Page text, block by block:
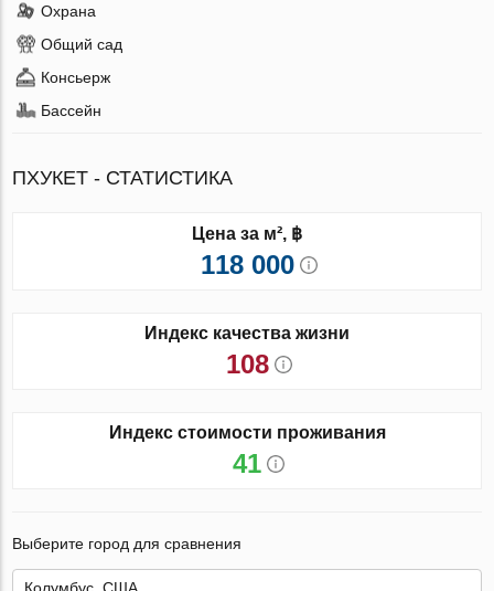
Охрана
Общий сад
Консьерж
Бассейн
ПХУКЕТ - СТАТИСТИКА
Цена за м², ฿
118 000
Индекс качества жизни
108
Индекс стоимости проживания
41
Выберите город для сравнения